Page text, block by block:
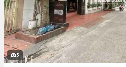
5